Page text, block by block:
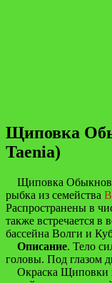
Щиповка
Taenia)
Щиповка
рыбка из семейства
Распространены в
также встречается
бассейна Волги и
Описание. Тело
головы. Под глазом
Окраска Щиповки